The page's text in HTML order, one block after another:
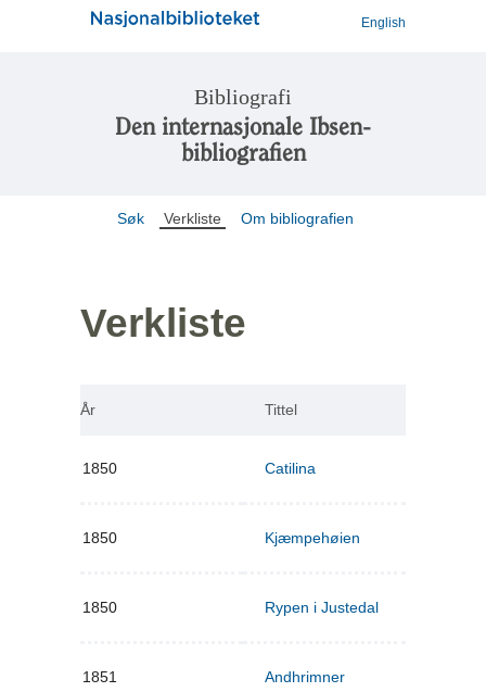
English
Bibliografi
Den internasjonale Ibsen-
bibliografien
Søk Verkliste Om bibliografien
Verkliste
År Tittel
1850 Catilina
1850 Kjæmpehøien
1850 Rypen i Justedal
1851 Andhrimner